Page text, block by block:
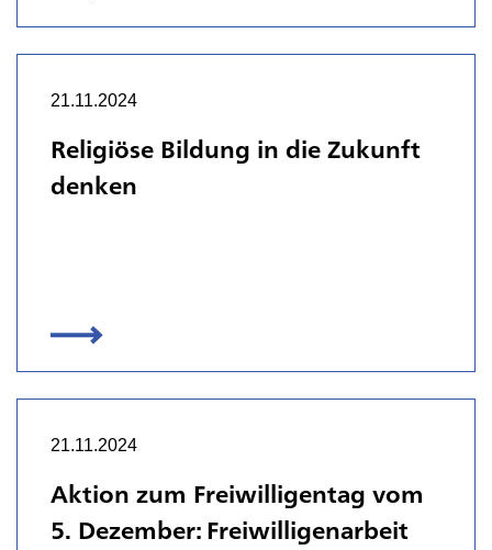
21.11.2024
Religiöse Bildung in die Zukunft
denken
21.11.2024
Aktion zum Freiwilligentag vom
5. Dezember: Freiwilligenarbeit